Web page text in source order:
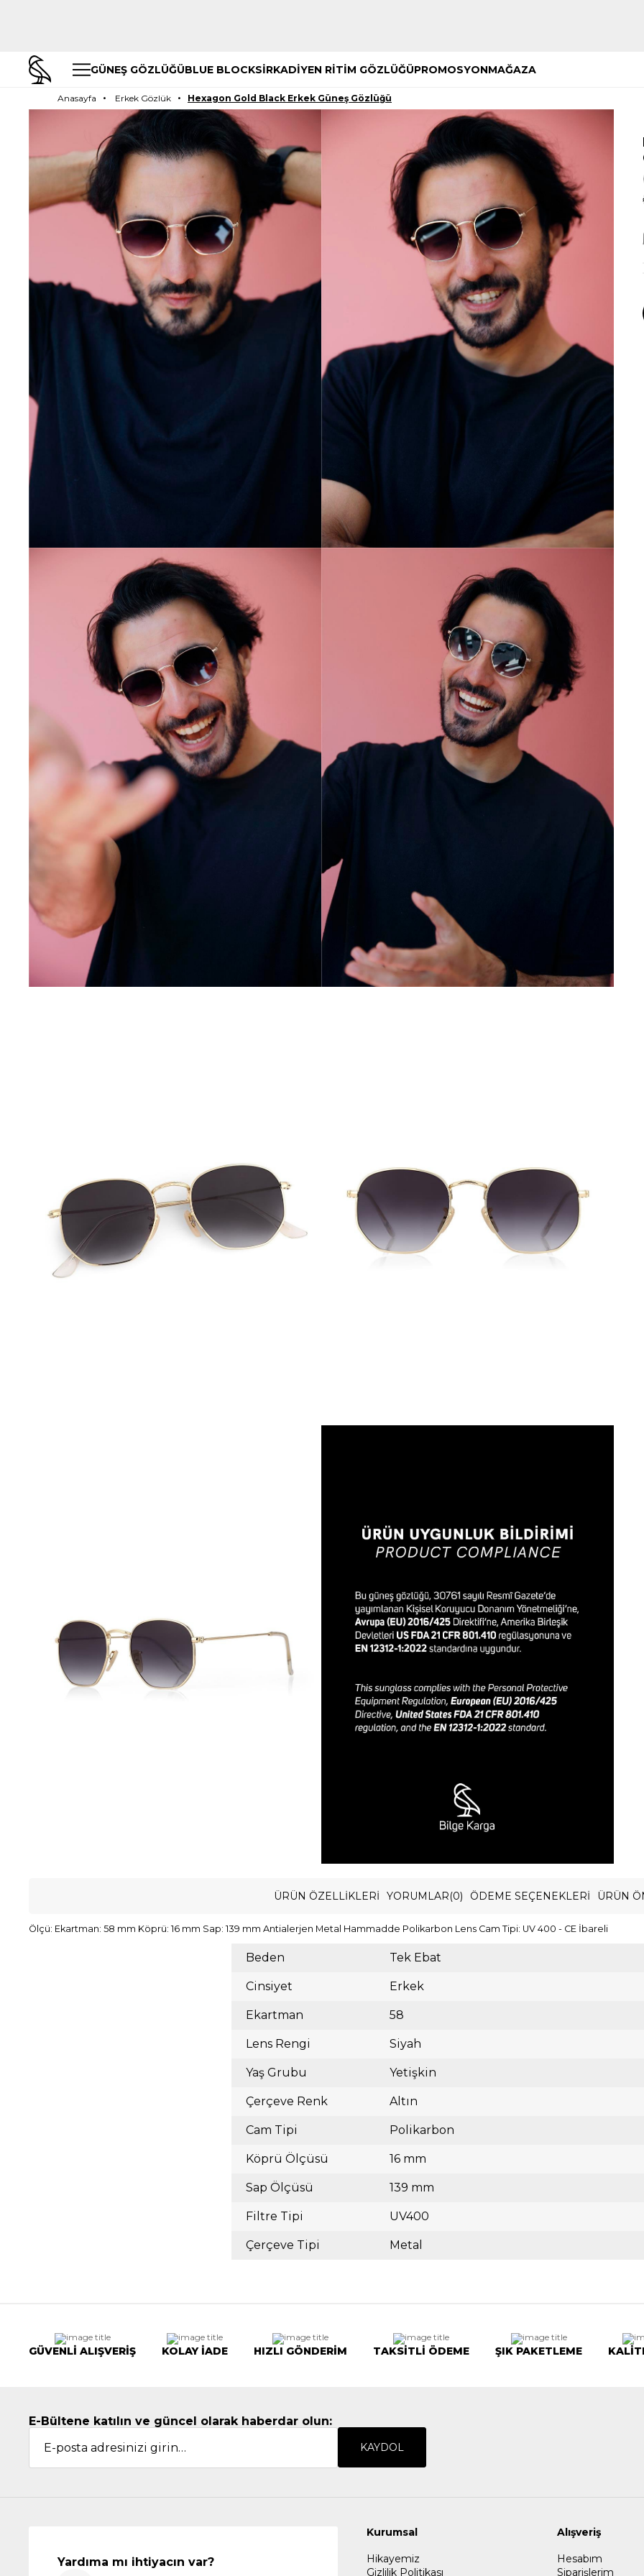
GÜNEŞ GÖZLÜĞÜBLUE BLOCKSİRKADİYEN RİTİM GÖZLÜĞÜPROMOSYONMAĞAZA
Anasayfa Erkek Gözlük Hexagon Gold Black Erkek Güneş Gözlüğü
ÜRÜN ÖZELLIKLERI YORUMLAR(0) ÖDEME SEÇENEKLERI ÜRÜN
Ölçü: Ekartman: 58 mm Köprü: 16 mm Sap: 139 mm Antialerjen Metal Hammadde Polikarbon Lens Cam Tipi: UV 400 - CE İbareli
Beden Tek Ebat
Cinsiyet Erkek
Ekartman 58
Lens Rengi Siyah
Yaş Grubu Yetişkin
Çerçeve Renk Altın
Cam Tipi Polikarbon
Köprü Ölçüsü 16 mm
Sap Ölçüsü 139 mm
Filtre Tipi UV400
Çerçeve Tipi Metal
GÜVENLİ ALIŞVERİŞ KOLAY İADE HIZLI GÖNDERİM TAKSİTLİ ÖDEME ŞIK PAKETLEME
E-Bültene katılın ve güncel olarak haberdar olun:
KAYDOL
Yardıma mı ihtiyacın var?
Kurumsal
Hikayemiz
Gizlilik Politikası
Alışveriş
Hesabım
Siparişlerim